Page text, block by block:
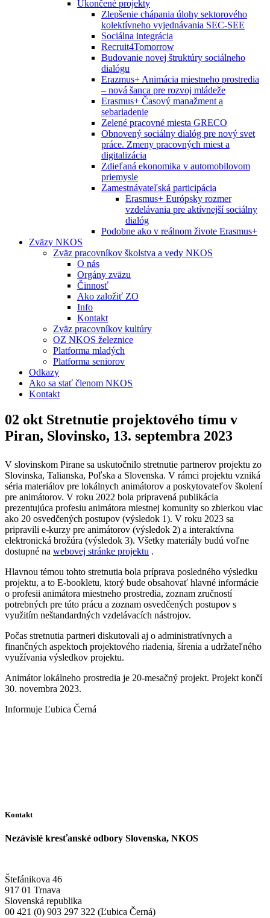
Ukončené projekty
Zlepšenie chápania úlohy sektorového
kolektívneho vyjednávania SEC-SEE
Sociálna integrácia
Recruit4Tomorrow
Budovanie novej štruktúry sociálneho
dialógu
Erazmus+ Animácia miestneho prostredia
– nová šanca pre rozvoj mládeže
Erasmus+ Časový manažment a
sebariadenie
Zelené pracovné miesta GRECO
Obnovený sociálny dialóg pre nový svet
práce. Zmeny pracovných miest a
digitalizácia
Zdieľaná ekonomika v automobilovom
priemysle
Zamestnávateľská participácia
Erasmus+ Európsky rozmer
vzdelávania pre aktívnejší sociálny
dialóg
Podobne ako v reálnom živote Erasmus+
Zväzy NKOS
Zväz pracovníkov školstva a vedy NKOS
O nás
Orgány zväzu
Činnosť
Ako založiť ZO
Info
Kontakt
Zväz pracovníkov kultúry
OZ NKOS železnice
Platforma mladých
Platforma seniorov
Odkazy
Ako sa stať členom NKOS
Kontakt
02 okt Stretnutie projektového tímu v
Piran, Slovinsko, 13. septembra 2023
V slovinskom Pirane sa uskutočnilo stretnutie partnerov projektu zo
Slovinska, Talianska, Poľska a Slovenska. V rámci projektu vzniká
séria materiálov pre lokálnych animátorov a poskytovateľov školení
pre animátorov. V roku 2022 bola pripravená publikácia
prezentujúca profesiu animátora miestnej komunity so zbierkou viac
ako 20 osvedčených postupov (výsledok 1). V roku 2023 sa
pripravili e-kurzy pre animátorov (výsledok 2) a interaktívna
elektronická brožúra (výsledok 3). Všetky materiály budú voľne
dostupné na webovej stránke projektu .
Hlavnou témou tohto stretnutia bola príprava posledného výsledku
projektu, a to E-bookletu, ktorý bude obsahovať hlavné informácie
o profesii animátora miestneho prostredia, zoznam zručností
potrebných pre túto prácu a zoznam osvedčených postupov s
využitím neštandardných vzdelávacích nástrojov.
Počas stretnutia partneri diskutovali aj o administratívnych a
finančných aspektoch projektového riadenia, šírenia a udržateľného
využívania výsledkov projektu.
Animátor lokálneho prostredia je 20-mesačný projekt. Projekt končí
30. novembra 2023.
Informuje Ľubica Černá
Kontakt
Nezávislé kresťanské odbory Slovenska, NKOS
Štefánikova 46
917 01 Trnava
Slovenská republika
00 421 (0) 903 297 322 (Ľubica Černá)